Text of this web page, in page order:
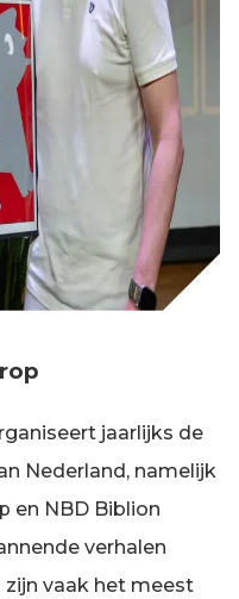
jaarlijks de
Nederland, namelijk
en NBD Biblion
verhalen
zijn vaak het meest